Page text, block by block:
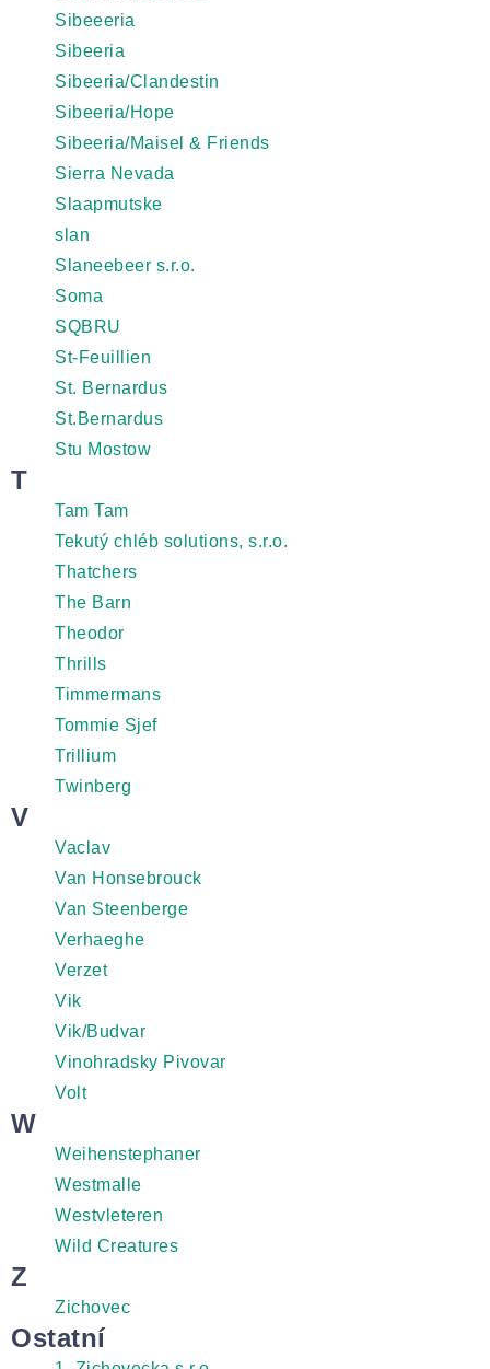
Sibeeeria
Sibeeria
Sibeeria/Clandestin
Sibeeria/Hope
Sibeeria/Maisel & Friends
Sierra Nevada
Slaapmutske
slan
Slaneebeer s.r.o.
Soma
SQBRU
St-Feuillien
St. Bernardus
St.Bernardus
Stu Mostow
T
Tam Tam
Tekutý chléb solutions, s.r.o.
Thatchers
The Barn
Theodor
Thrills
Timmermans
Tommie Sjef
Trillium
Twinberg
V
Vaclav
Van Honsebrouck
Van Steenberge
Verhaeghe
Verzet
Vik
Vik/Budvar
Vinohradsky Pivovar
Volt
W
Weihenstephaner
Westmalle
Westvleteren
Wild Creatures
Z
Zichovec
Ostatní